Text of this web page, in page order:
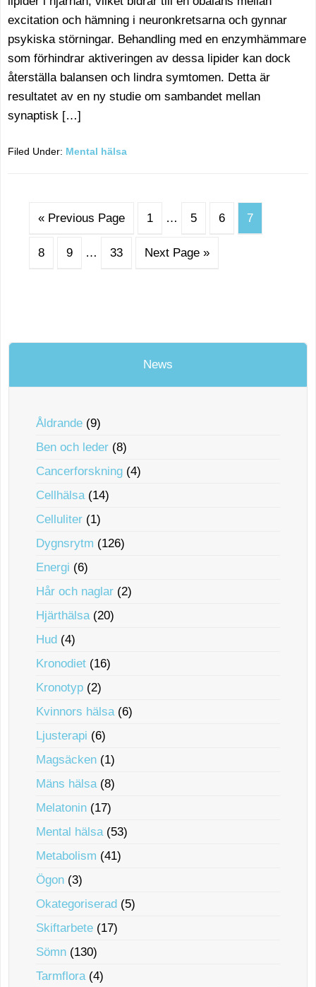
excitation och hämning i neuronkretsarna och gynnar
psykiska störningar. Behandling med en enzymhämmare
som förhindrar aktiveringen av dessa lipider kan dock
återställa balansen och lindra symtomen. Detta är
resultatet av en ny studie om sambandet mellan
synaptisk […]
Filed Under: Mental hälsa
« Previous Page 1 … 5 6 7
8 9 … 33 Next Page »
News
Åldrande (9)
Ben och leder (8)
Cancerforskning (4)
Cellhälsa(14)
Celluliter (1)
Dygnsrytm (126)
Energi (6)
Hår och naglar (2)
Hjärthälsa(20)
Hud (4)
Kronodiet (16)
Kronotyp (2)
Kvinnors hälsa(6)
Ljusterapi (6)
Magsäcken (1)
Mäns hälsa(8)
Melatonin (17)
Mental hälsa(53)
Metabolism (41)
Ögon (3)
Okategoriserad (5)
Skiftarbete (17)
Sömn (130)
Tarmflora(4)